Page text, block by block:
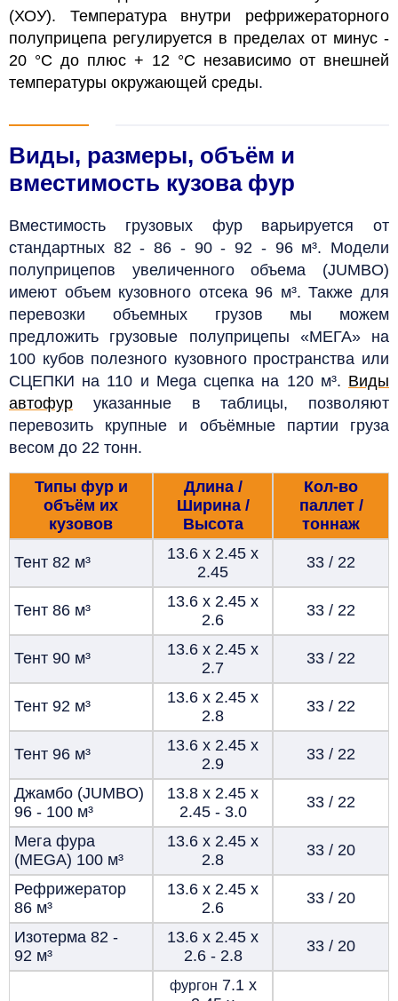
(ХОУ). Температура внутри рефрижераторного
полуприцепа регулируется в пределах от минус -
20 °C до плюс + 12 °C независимо от внешней
температуры окружающей среды.
Виды, размеры, объём и
вместимость кузова фур
Вместимость грузовых фур варьируется от
стандартных 82 - 86 - 90 - 92 - 96 м³. Модели
полуприцепов увеличенного объема (JUMBO)
имеют объем кузовного отсека 96 м³. Также для
перевозки объемных грузов мы можем
предложить грузовые полуприцепы «МЕГА» на
100 кубов полезного кузовного пространства или
СЦЕПКИ на 110 и Mega сцепка на 120 м³. Виды
автофур указанные в таблицы, позволяют
перевозить крупные и объёмные партии груза
весом до 22 тонн.
Типы фур и
объём их
кузовов
Длина /
Ширина /
Высота
Кол-во
паллет /
тоннаж
Тент 82 м³
13.6 х 2.45 х
2.45
33 / 22
Тент 86 м³
13.6 х 2.45 х
2.6
33 / 22
Тент 90 м³
13.6 х 2.45 х
2.7
33 / 22
Тент 92 м³
13.6 х 2.45 х
2.8
33 / 22
Тент 96 м³
13.6 х 2.45 х
2.9
33 / 22
Джамбо (JUMBO)
96 - 100 м³
13.8 х 2.45 х
2.45 - 3.0
33 / 22
Мега фура
(MEGA) 100 м³
13.6 х 2.45 х
2.8
33 / 20
Рефрижератор
86 м³
13.6 х 2.45 х
2.6
33 / 20
Изотерма 82 -
92 м³
13.6 х 2.45 х
2.6 - 2.8
33 / 20
фургон 7.1 х